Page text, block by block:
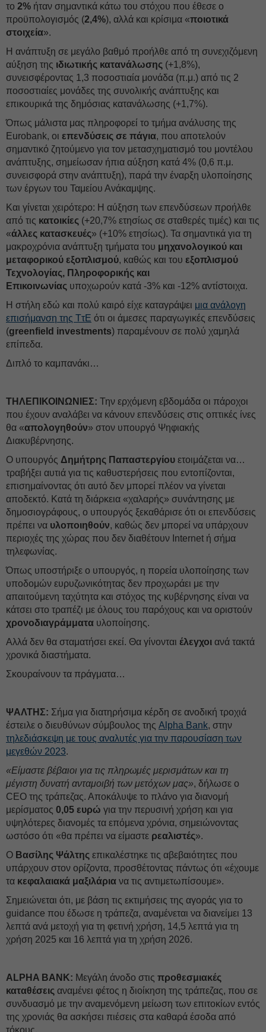
το 2% ήταν σημαντικά κάτω του στόχου που έθεσε ο
προϋπολογισμός (2,4%), αλλά και κρίσιμα «ποιοτικά
στοιχεία».
Η ανάπτυξη σε μεγάλο βαθμό προήλθε από τη συνεχιζόμενη
αύξηση της ιδιωτικής κατανάλωσης (+1,8%),
συνεισφέροντας 1,3 ποσοστιαία μονάδα (π.μ.) από τις 2
ποσοστιαίες μονάδες της συνολικής ανάπτυξης και
επικουρικά της δημόσιας κατανάλωσης (+1,7%).
Όπως μάλιστα μας πληροφορεί το τμήμα ανάλυσης της
Eurobank, οι επενδύσεις σε πάγια, που αποτελούν
σημαντικό ζητούμενο για τον μετασχηματισμό του μοντέλου
ανάπτυξης, σημείωσαν ήπια αύξηση κατά 4% (0,6 π.μ.
συνεισφορά στην ανάπτυξη), παρά την έναρξη υλοποίησης
των έργων του Ταμείου Ανάκαμψης.
Και γίνεται χειρότερο: Η αύξηση των επενδύσεων προήλθε
από τις κατοικίες (+20,7% ετησίως σε σταθερές τιμές) και τις
«άλλες κατασκευές» (+10% ετησίως). Τα σημαντικά για τη
μακροχρόνια ανάπτυξη τμήματα του μηχανολογικού και
μεταφορικού εξοπλισμού, καθώς και του εξοπλισμού
Τεχνολογίας, Πληροφορικής και
Επικοινωνίας υποχωρούν κατά -3% και -12% αντίστοιχα.
Η στήλη εδώ και πολύ καιρό είχε καταγράψει μια ανάλογη
επισήμανση της ΤτΕ ότι οι άμεσες παραγωγικές επενδύσεις
(greenfield investments) παραμένουν σε πολύ χαμηλά
επίπεδα.
Διπλό το καμπανάκι…
ΤΗΛΕΠΙΚΟΙΝΩΝΙΕΣ: Την ερχόμενη εβδομάδα οι πάροχοι
που έχουν αναλάβει να κάνουν επενδύσεις στις οπτικές ίνες
θα «απολογηθούν» στον υπουργό Ψηφιακής
Διακυβέρνησης.
Ο υπουργός Δημήτρης Παπαστεργίου ετοιμάζεται να…
τραβήξει αυτιά για τις καθυστερήσεις που εντοπίζονται,
επισημαίνοντας ότι αυτό δεν μπορεί πλέον να γίνεται
αποδεκτό. Κατά τη διάρκεια «χαλαρής» συνάντησης με
δημοσιογράφους, ο υπουργός ξεκαθάρισε ότι οι επενδύσεις
πρέπει να υλοποιηθούν, καθώς δεν μπορεί να υπάρχουν
περιοχές της χώρας που δεν διαθέτουν Ιnternet ή σήμα
τηλεφωνίας.
Όπως υποστήριξε ο υπουργός, η πορεία υλοποίησης των
υποδομών ευρυζωνικότητας δεν προχωράει με την
απαιτούμενη ταχύτητα και στόχος της κυβέρνησης είναι να
κάτσει στο τραπέζι με όλους του παρόχους και να οριστούν
χρονοδιαγράμματα υλοποίησης.
Αλλά δεν θα σταματήσει εκεί. Θα γίνονται έλεγχοι ανά τακτά
χρονικά διαστήματα.
Σκουραίνουν τα πράγματα…
ΨΑΛΤΗΣ: Σήμα για διατηρήσιμα κέρδη σε ανοδική τροχιά
έστειλε ο διευθύνων σύμβουλος της Alpha Bank, στην
τηλεδιάσκεψη με τους αναλυτές για την παρουσίαση των
μεγεθών 2023.
«Είμαστε βέβαιοι για τις πληρωμές μερισμάτων και τη
μέγιστη δυνατή ανταμοιβή των μετόχων μας», δήλωσε ο
CEO της τράπεζας. Αποκάλυψε το πλάνο για διανομή
μερίσματος 0,05 ευρώ για την περυσινή χρήση και για
υψηλότερες διανομές τα επόμενα χρόνια, σημειώνοντας
ωστόσο ότι «θα πρέπει να είμαστε ρεαλιστές».
Ο Βασίλης Ψάλτης επικαλέστηκε τις αβεβαιότητες που
υπάρχουν στον ορίζοντα, προσθέτοντας πάντως ότι «έχουμε
τα κεφαλαιακά μαξιλάρια να τις αντιμετωπίσουμε».
Σημειώνεται ότι, με βάση τις εκτιμήσεις της αγοράς για το
guidance που έδωσε η τράπεζα, αναμένεται να διανείμει 13
λεπτά ανά μετοχή για τη φετινή χρήση, 14,5 λεπτά για τη
χρήση 2025 και 16 λεπτά για τη χρήση 2026.
ALPHA BANK: Μεγάλη άνοδο στις προθεσμιακές
καταθέσεις αναμένει φέτος η διοίκηση της τράπεζας, που σε
συνδυασμό με την αναμενόμενη μείωση των επιτοκίων εντός
της χρονιάς θα ασκήσει πιέσεις στα καθαρά έσοδα από
τόκους.